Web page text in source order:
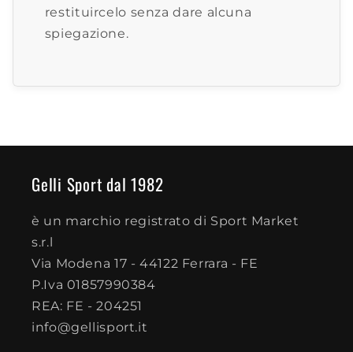
restituircelo senza dare alcuna
spiegazione.
Gelli Sport dal 1982
è un marchio registrato di Sport Market
s.r.l
Via Modena 17 - 44122 Ferrara - FE
P.Iva 01857990384
REA: FE - 204251
info@gellisport.it